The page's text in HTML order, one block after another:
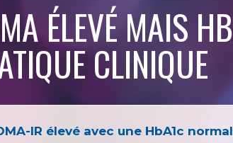
ÉLEVÉ MAIS
CLINIQUE
IR élevé avec une HbA1c